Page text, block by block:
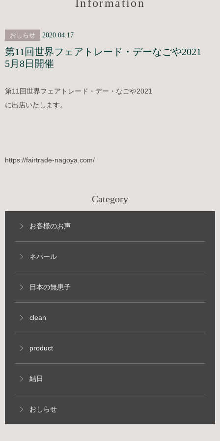
Information
おしらせ 2020.04.17
第11回世界フェアトレード・デーなごや2021
5月8日開催
第11回世界フェアトレード・デー・なごや2021
に出店いたします。
https://fairtrade-nagoya.com/
Category
お客様のお声
ネパール
日本の無患子
clean
product
結日
おしらせ